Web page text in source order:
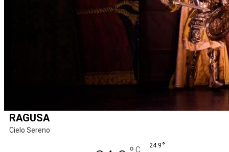
RAGUSA
Cielo Sereno
C 24.9 °